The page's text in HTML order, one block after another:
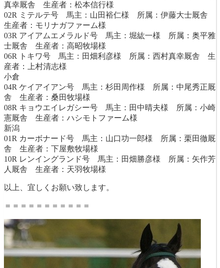
真幸厩舎 生産者：松本信行様
02R ミテルテ号 馬主：山田裕仁様 所属：伊藤大士厩舎
生産者：モリナガファーム様
03R アイアムエメラルド号 馬主：堀紘一様 所属：奥平雅
士厩舎 生産者：高昭牧場様
06R トキワ号 馬主：田畑利彦様 所属：西村真幸厩舎 生
産者：上村清志様
小倉
04R ケイアイアン号 馬主：杉田周作様 所属：中尾秀正厩
舎 生産者：桑田牧場様
08R キョウエイレガシー号 馬主：田中晴夫様 所属：小崎
憲厩舎 生産者：ハシモトファーム様
新潟
01R カーボナード号 馬主：山口功一郎様 所属：栗田徹厩
舎 生産者：下屋敷牧場様
10R レンイングランド号 馬主：田畑勝彦様 所属：矢作芳
人厩舎 生産者：天羽牧場様
以上、宜しくお願い致します。
＝＝＝＝＝＝＝＝＝＝＝